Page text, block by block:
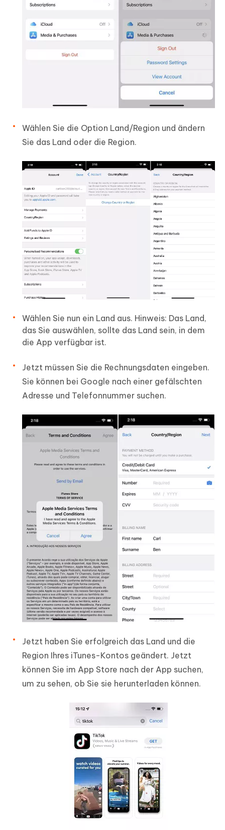
Wählen Sie die Option Land/Region und ändern
Sie das Land oder die Region.
Wählen Sie nun ein Land aus. Hinweis: Das Land,
das Sie auswählen, sollte das Land sein, in dem
die App verfügbar ist.
Jetzt müssen Sie die Rechnungsdaten eingeben.
Sie können bei Google nach einer gefälschten
Adresse und Telefonnummer suchen.
Jetzt haben Sie erfolgreich das Land und die
Region Ihres iTunes-Kontos geändert. Jetzt
können Sie im App Store nach der App suchen,
um zu sehen, ob Sie sie herunterladen können.